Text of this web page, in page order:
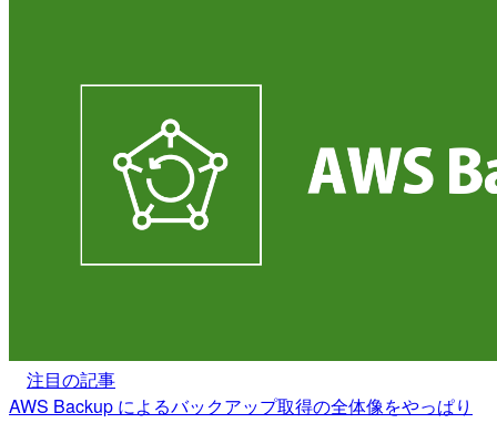
注目の記事
AWS Backup によるバックアップ取得の全体像をやっぱり